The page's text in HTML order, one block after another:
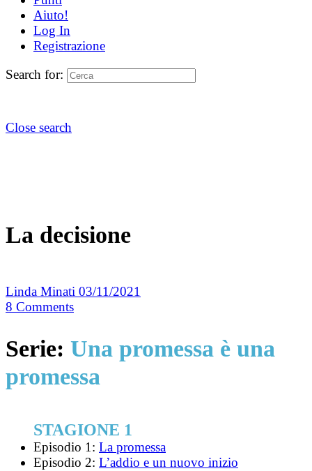
Aiuto!
Log In
Registrazione
Search for:
Close search
La decisione
Linda Minati 03/11/2021
8 Comments
Serie: Una promessa è una
promessa
STAGIONE 1
Episodio 1: La promessa
Episodio 2: L’addio e un nuovo inizio